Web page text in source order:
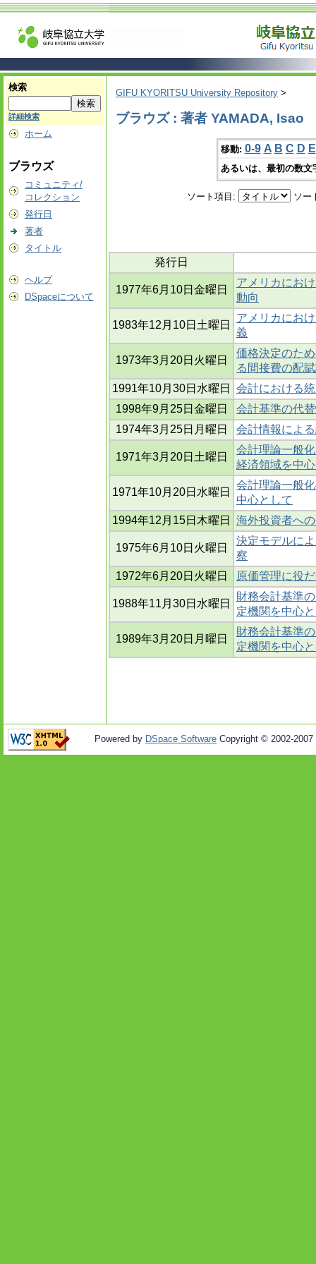
検索
詳細検索
ホーム
ブラウズ
コミュニティ/
コレクション
発行日
著者
タイトル
ヘルプ
DSpaceについて
GIFU KYORITSU University Repository >
ブラウズ : 著者 YAMADA, Isao
移動: 0-9 A B C D E
あるいは、最初の数
ソート項目: ソー
発行日
1977年6月10日金曜日
アメリカにお
動向
1983年12月10日土曜日
アメリカにお
義
1973年3月20日火曜日
価格決定のた
る間接費の配
1991年10月30日水曜日
会計における
1998年9月25日金曜日
会計基準の代
1974年3月25日月曜日
会計情報によ
1971年3月20日土曜日
会計理論一般
経済領域を中
1971年10月20日水曜日
会計理論一般
中心として
1994年12月15日木曜日
海外投資者へ
1975年6月10日火曜日
決定モデルに
察
1972年6月20日火曜日
原価管理に役
1988年11月30日水曜日
財務会計基準
定機関を中心
1989年3月20日月曜日
財務会計基準
定機関を中心
Powered by DSpace Software Copyright © 2002-2007